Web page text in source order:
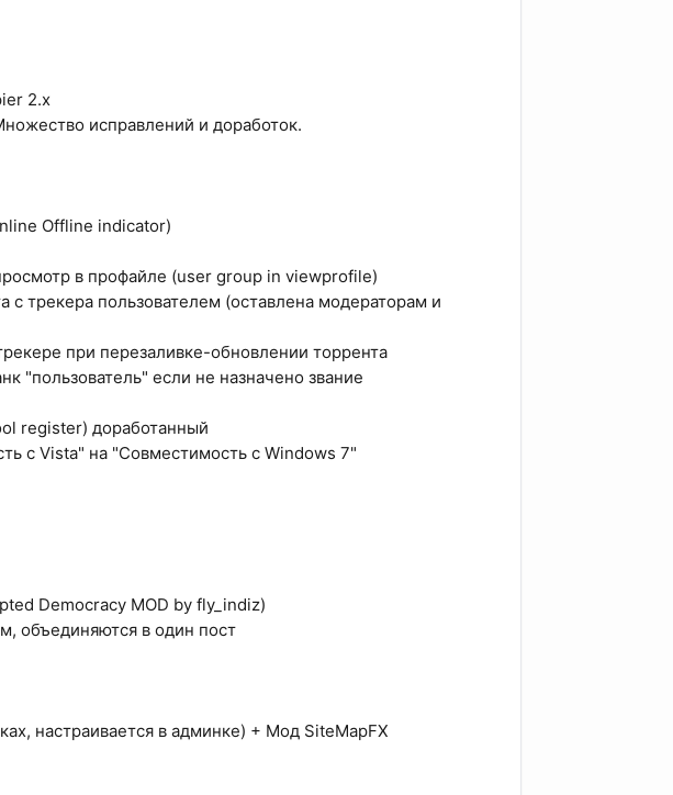
2.х
исправлений и доработок.
Offline indicator)
в профайле (user group in viewprofile)
трекера пользователем (оставлена модераторам и
при перезаливке-обновлении торрента
"пользователь" если не назначено звание
register) доработанный
с Vista" на "Совместимость с Windows 7"
Democracy MOD by fly_indiz)
объединяются в один пост
настраивается в админке) + Мод SiteMapFX